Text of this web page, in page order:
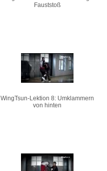
Fauststoß
WingTsun-Lektion 8: Umklammern
von hinten